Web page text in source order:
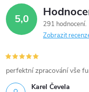
5,0
291 hodnocení
Zobrazit
Karel Čevela
perfektní zpracování vše